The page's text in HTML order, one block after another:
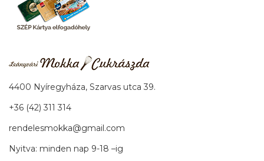
4400 Nyíregyháza, Szarvas utca 39.
+36 (42) 311 314
rendelesmokka@gmail.com
Nyitva: minden nap 9-18 –ig